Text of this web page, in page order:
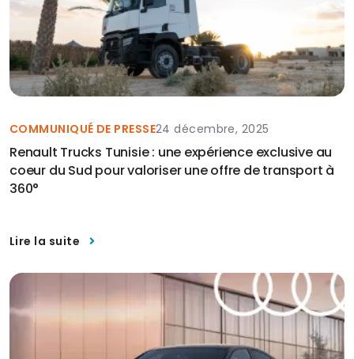
COMMUNIQUÉ DE PRESSE24 décembre, 2025
Renault Trucks Tunisie : une expérience exclusive au
coeur du Sud pour valoriser une offre de transport à
360°
Lire la suite